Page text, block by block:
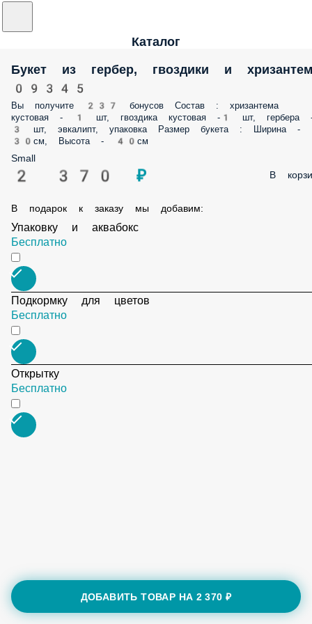
Каталог
Букет из гербер, гвоздики и
09345
Вы получите 237 бонусов Состав : хризантема
кустовая - 1 шт, гвоздика кустовая -1 шт, гербера
3 шт, эвкалипт, упаковка Размер букета : Ширина -
30см, Высота - 40см
Small
2 370 ₽ В
В подарок к заказу мы добавим:
Упаковку и аквабокс
Бесплатно
Подкормку для цветов
Бесплатно
Открытку
Бесплатно
ДОБАВИТЬ ТОВАР НА 2 370 ₽